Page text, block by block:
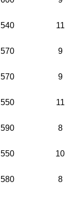
540 11
570 9
570 9
550 11
590 8
550 10
580 8